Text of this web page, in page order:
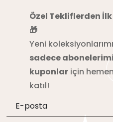
Özel Tekliflerden
🎁
Yeni
sadece
kuponlar için
katıl!